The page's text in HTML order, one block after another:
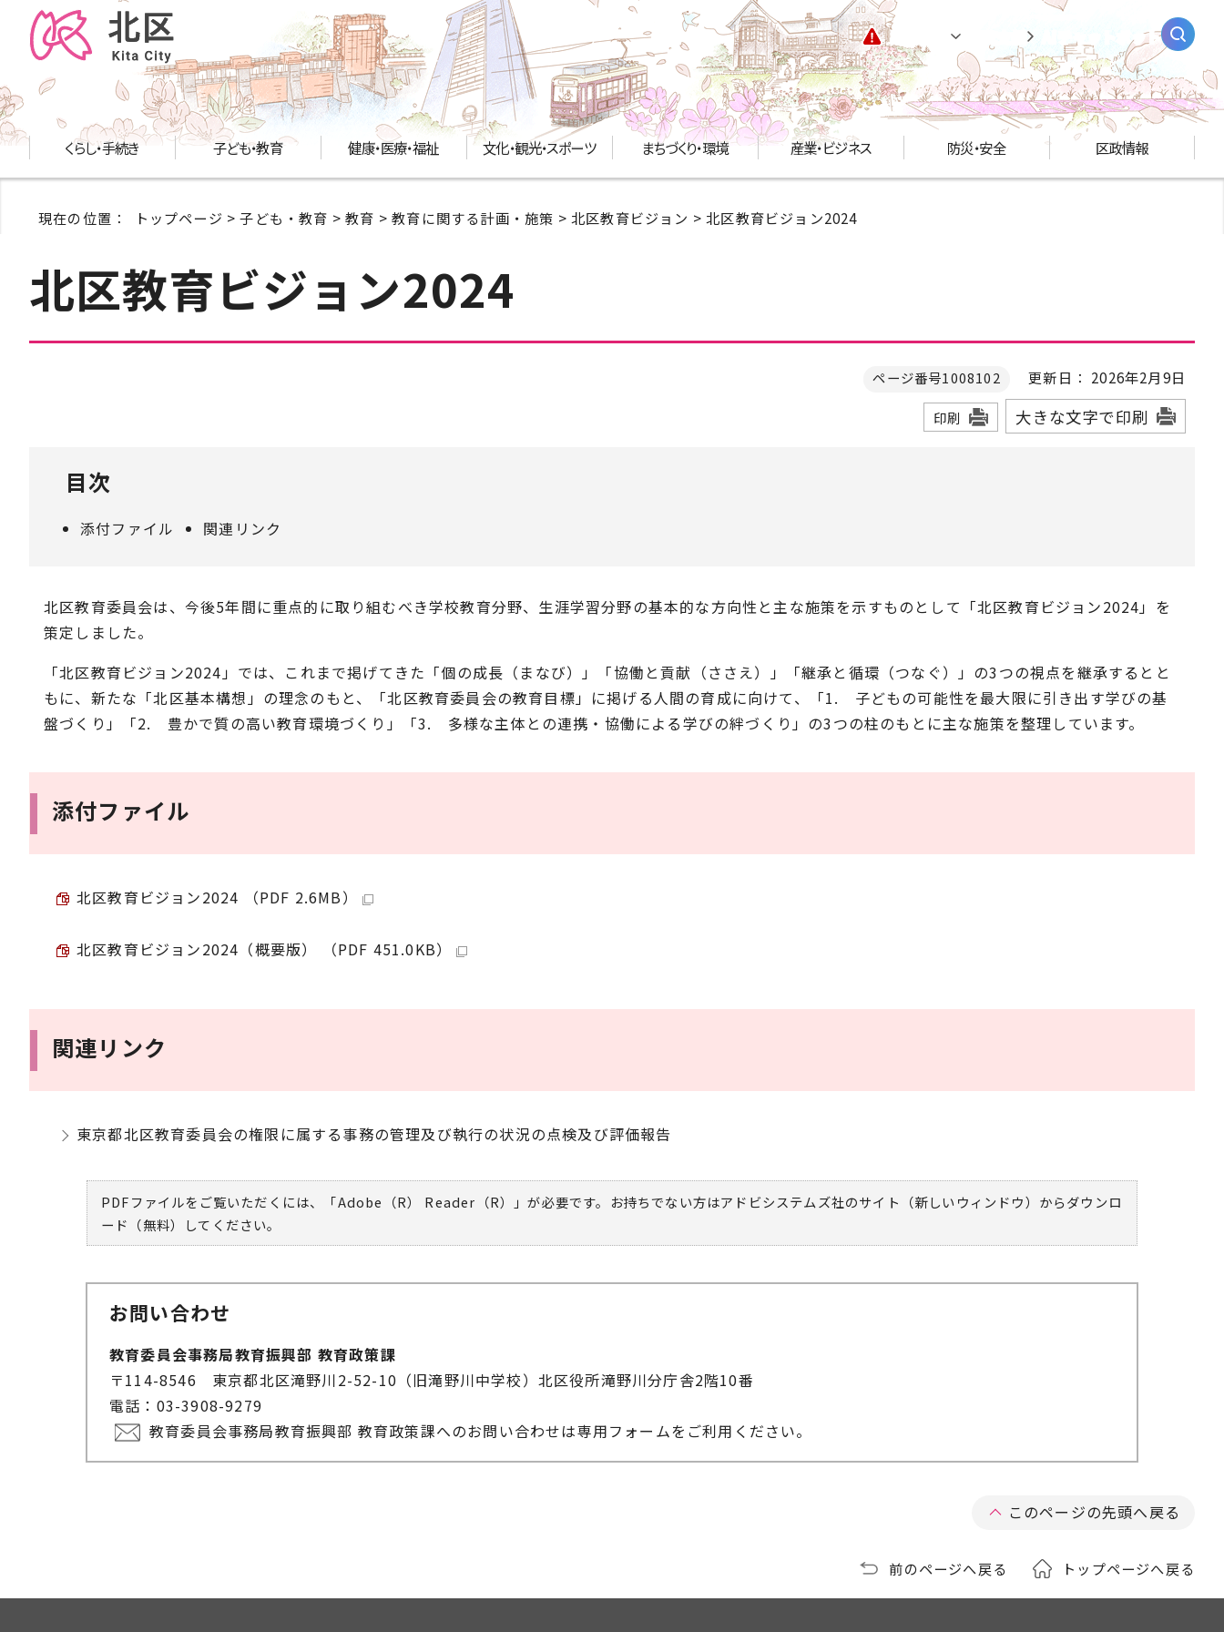
緊急情報 AIチャットボット
くらし・手続き 子ども・教育 健康・医療・福祉 文化・観光・スポーツ まちづくり・環境 産業・ビジネス 防災・安全 区政情報
現在の位置： トップページ >子ども・教育 >教育 >教育に関する計画・施策 >北区教育ビジョン > 北区教育ビジョン2024
北区教育ビジョン2024
ページ番号1008102 更新日： 2026年2月9日
印刷 大きな文字で印刷
目次
添付ファイル 関連リンク
北区教育委員会は、今後5年間に重点的に取り組むべき学校教育分野、生涯学習分野の基本的な方向性と主な施策を示すものとして「北区教育ビジョン2024」を
策定しました。
「北区教育ビジョン2024」では、これまで掲げてきた「個の成長（まなび）」「協働と貢献（ささえ）」「継承と循環（つなぐ）」の3つの視点を継承するとと
もに、新たな「北区基本構想」の理念のもと、「北区教育委員会の教育目標」に掲げる人間の育成に向けて、「1. 子どもの可能性を最大限に引き出す学びの基
盤づくり」「2. 豊かで質の高い教育環境づくり」「3. 多様な主体との連携・協働による学びの絆づくり」の3つの柱のもとに主な施策を整理しています。
添付ファイル
北区教育ビジョン2024 （PDF 2.6MB）
北区教育ビジョン2024（概要版） （PDF 451.0KB）
関連リンク
東京都北区教育委員会の権限に属する事務の管理及び執行の状況の点検及び評価報告
PDFファイルをご覧いただくには、「Adobe（R） Reader（R）」が必要です。お持ちでない方はアドビシステムズ社のサイト（新しいウィンドウ） からダウンロ
ード（無料）してください。
お問い合わせ
教育委員会事務局教育振興部 教育政策課
〒114-8546 東京都北区滝野川2-52-10（旧滝野川中学校）北区役所滝野川分庁舎2階10番
電話：03-3908-9279
教育委員会事務局教育振興部 教育政策課へのお問い合わせは専用フォームをご利用ください。
このページの先頭へ戻る
前のページへ戻る トップページへ戻る